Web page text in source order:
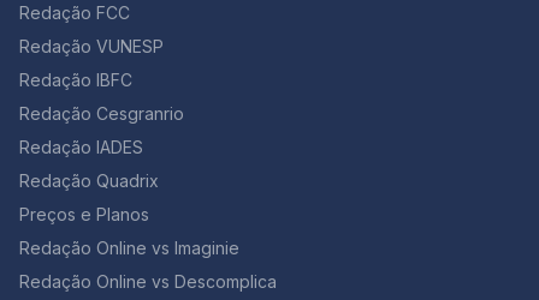
autora desta poesia é uma indígena do Amazonas.
Note que o poema é mais longo, mas este trecho você
pode usar tranquilamente em assuntos relacionados
aos indígenas, ou à própria Floresta Amazônica. Ele
também vai bem em redações sobre a escolaridade
Quando nasci um anjo esbelto, desses que tocam
trombeta, anunciou: vai carregar bandeira. Cargo muito
pesado pra mulher, esta espécie ainda envergonhada.
Aceito os subterfúgios que me cabem, sem precisar
mentir. Não sou tão feia que não possa casar, acho o
Rio de Janeiro uma beleza e ora sim, ora não, creio
Segundo alguns ginecologistas… Mulheres com
problemas como mioma, endometriose e cistos podem
especialmente se beneficiar com a supressão
menstrual. Além disso, outros especialistas no assunto
enfatizam que “o ciclo menstrual é o aliado número 1
da mulher, uma prova de que o organismo feminino
o seu equilíbrio físico e psicológico” (Revista Boa
Forma, Ed. 309 set. 2012 – Adaptado). Marque a opção
correta. a)A menstruação é caracterizada pela
descamação do endométrio, acompanhada de
sangramentos, que marca o início de um ciclo
Redação FCC
Redação VUNESP
Redação IBFC
Redação Cesgranrio
Redação IADES
Redação Quadrix
Preços e Planos
Redação Online vs Imaginie
Redação Online vs Descomplica